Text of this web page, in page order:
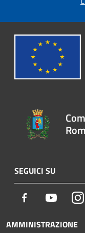
SEGUICI SU
Facebook Youtube
AMMINISTRAZIONE